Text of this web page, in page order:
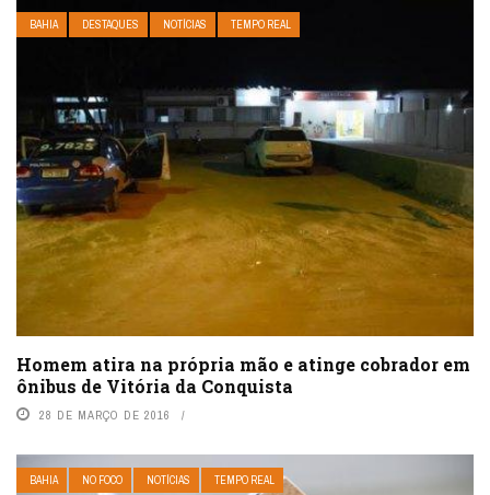
BAHIA DESTAQUES NOTÍCIAS TEMPO REAL
Homem atira na própria mão e atinge cobrador em
ônibus de Vitória da Conquista
28 DE MARÇO DE 2016
BAHIA NO FOCO NOTÍCIAS TEMPO REAL